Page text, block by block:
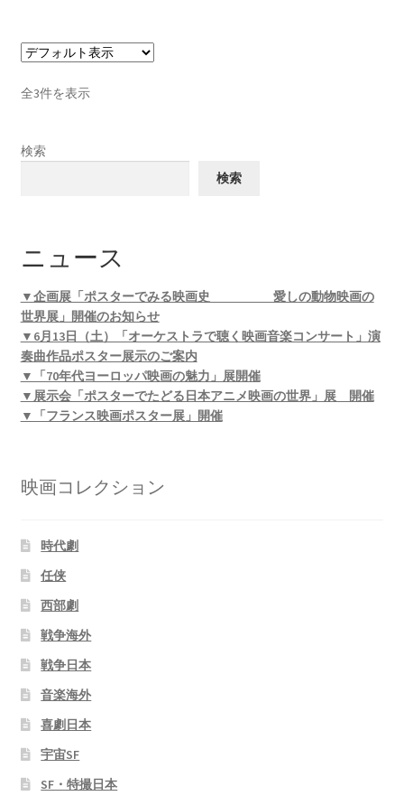
全3件を表示
検索
検索
ニュース
▼企画展「ポスターでみる映画史 愛しの動物映画の
世界展」開催のお知らせ
▼6月13日（土）「オーケストラで聴く映画音楽コンサート」演
奏曲作品ポスター展示のご案内
▼「70年代ヨーロッパ映画の魅力」展開催
▼展示会「ポスターでたどる日本アニメ映画の世界」展 開催
▼「フランス映画ポスター展」開催
映画コレクション
時代劇
任侠
西部劇
戦争海外
戦争日本
音楽海外
喜劇日本
宇宙SF
SF・特撮日本